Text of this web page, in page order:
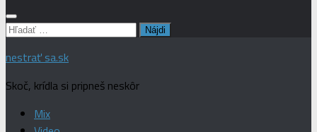
Hľadať:
nestrať sa.sk
Skoč, krídla si pripneš neskôr
Mix